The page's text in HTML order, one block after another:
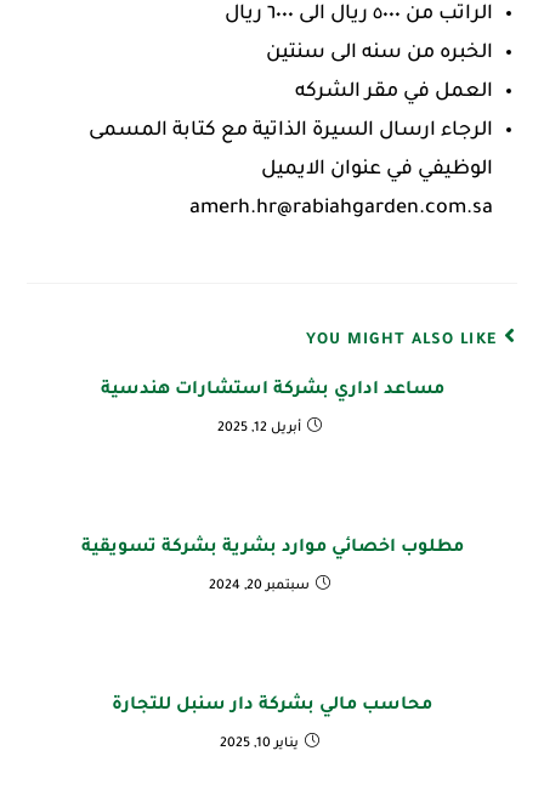
الراتب من ٥٠٠٠ ريال الى ٦٠٠٠ ريال
الخبره من سنه الى سنتين
العمل في مقر الشركه
الرجاء ارسال السيرة الذاتية مع كتابة المسمى
الوظيفي في عنوان الايميل
amerh.hr@rabiahgarden.com.sa
YOU MIGHT ALSO LIKE
مساعد اداري بشركة استشارات هندسية
أبريل 12, 2025
مطلوب اخصائي موارد بشرية بشركة تسويقية
سبتمبر 20, 2024
محاسب مالي بشركة دار سنبل للتجارة
يناير 10, 2025